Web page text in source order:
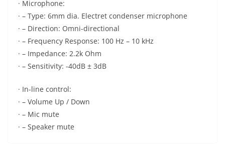
· Microphone:
· – Type: 6mm dia. Electret condenser microphone
· – Direction: Omni-directional
· – Frequency Response: 100 Hz – 10 kHz
· – Impedance: 2.2k Ohm
· – Sensitivity: -40dB ± 3dB
· In-line control:
· – Volume Up / Down
· – Mic mute
· – Speaker mute